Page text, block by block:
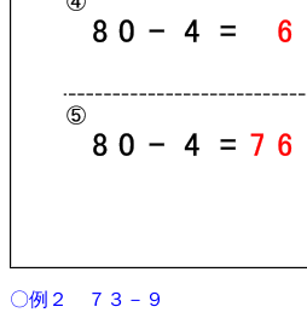
〇例２ ７３－９